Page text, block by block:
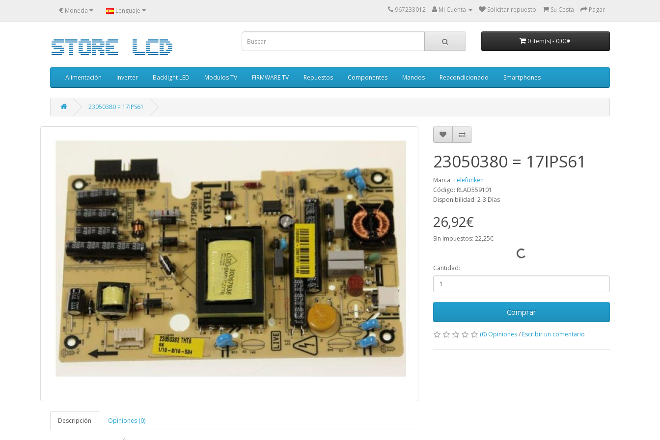
€ Moneda Lenguaje 967233012 Mi Cuenta Solicitar repuesto Su Cesta Pagar
0 item(s)- 0,00€
Alimentación Inverter Backlight LED Modulos TV FIRMWARE TV Repuestos Componentes Mandos Reacondicionado Smartphones
23050380 = 17IPS61
Descripción Opiniones (0)
23050380 = 17IPS61
Marca: Telefunken
Código: RLAD559101
Disponibilidad: 2-3 Días
26,92€
Sin impuestos: 22,25€
Cantidad:
Comprar
(0) Opiniones/ Escribir un comentario